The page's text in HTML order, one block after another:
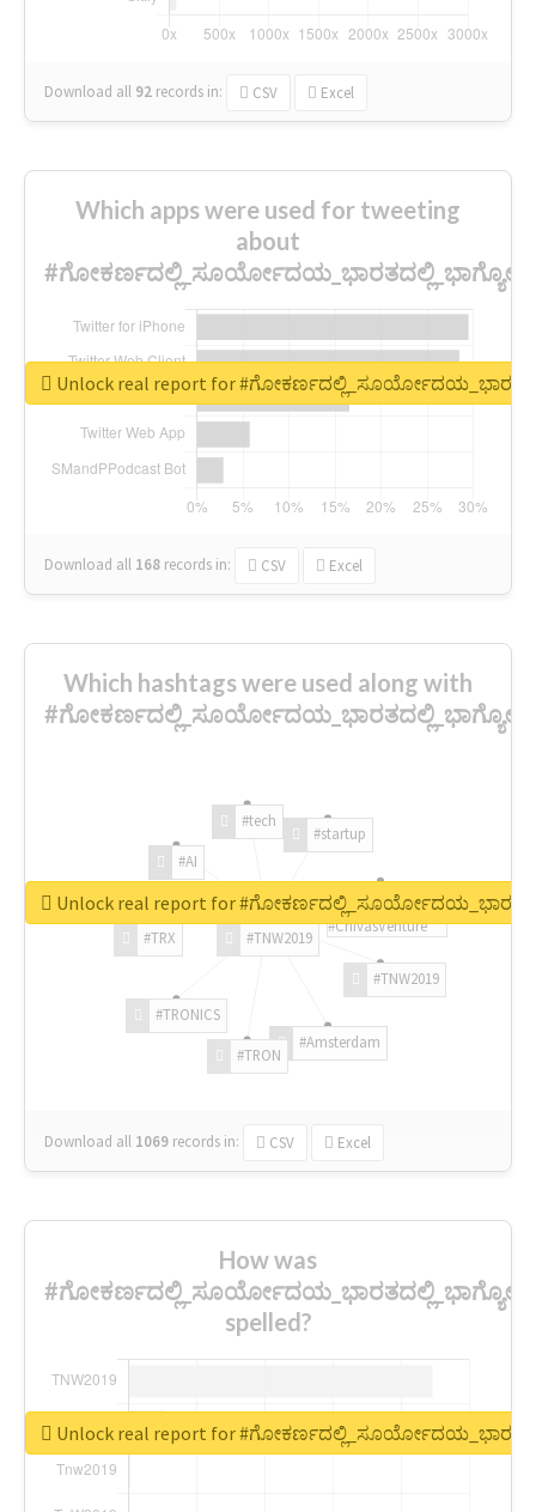
Download all 92 records in: CSV Excel
Which apps were used for tweeting
about
Download all 168 records in: CSV Excel
Unlock real report for
Which hashtags were used along with
#TNW2019
#TNW2019
#Amsterdam
#TRON
#TRONICS
#TRX
#AI
#tech
#startup
#ChivasVenture
Download all 1069 records in: CSV Excel
Unlock real report for
How was
spelled?
Unlock real report for